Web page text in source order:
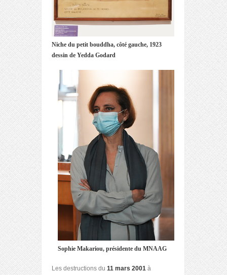
Niche du petit bouddha, côté gauche, 1923
dessin de Yedda Godard
Sophie Makariou, présidente du MNAAG
Les destructions du 11 mars 2001 à